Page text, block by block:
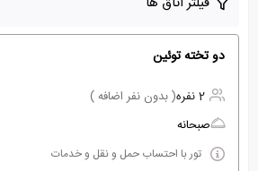
دو تخته توئین
2 نفره
( بدون نفر اضافه )
صبحانه
تور با احتساب حمل و نقل و خدمات